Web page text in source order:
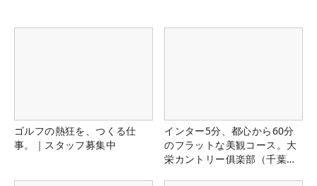
ゴルフの熱狂を、つくる仕
事。｜スタッフ募集中
インター5分、都心から60分
のフラットな美観コース。大
栄カントリー俱楽部（千葉